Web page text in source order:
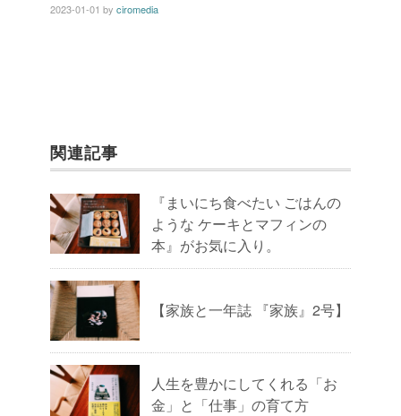
2023-01-01 by ciromedia
関連記事
『まいにち食べたい ごはんの
ような ケーキとマフィンの
本』がお気に入り。
【家族と一年誌 『家族』2号】
人生を豊かにしてくれる「お
金」と「仕事」の育て方